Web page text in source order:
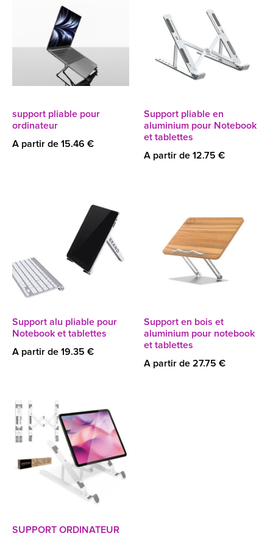
support pliable pour
ordinateur
A partir de 15.46 €
Support pliable en
aluminium pour Notebook
et tablettes
A partir de 12.75 €
Support alu pliable pour
Notebook et tablettes
A partir de 19.35 €
Support en bois et
aluminium pour notebook
et tablettes
A partir de 27.75 €
SUPPORT ORDINATEUR